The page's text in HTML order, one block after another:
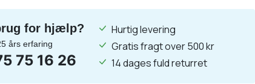
for hjælp?
års erfaring
75 16 26
Hurtig levering
Gratis fragt over 500 kr
14 dages fuld returret